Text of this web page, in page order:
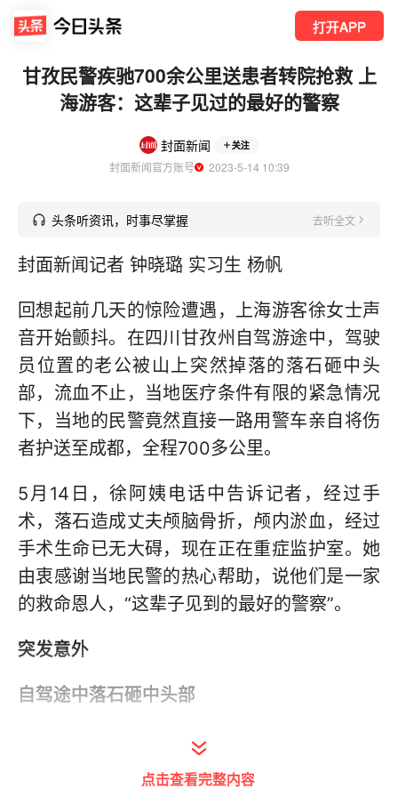
打开APP
甘孜民警疾驰700余公里送患者转院抢救 上
海游客：这辈子见过的最好的警察
封面新闻 关注
封面新闻官方账号
  2023-5-14 10:39
头条听资讯，时事尽掌握 去听全文
封面新闻记者 钟晓璐 实习生 杨帆
回想起前几天的惊险遭遇，上海游客徐女士声
音开始颤抖。在四川甘孜州自驾游途中，驾驶
员位置的老公被山上突然掉落的落石砸中头
部，流血不止，当地医疗条件有限的紧急情况
下，当地的民警竟然直接一路用警车亲自将伤
者护送至成都，全程700多公里。
5月14日，徐阿姨电话中告诉记者，经过手
术，落石造成丈夫颅脑骨折，颅内淤血，经过
手术生命已无大碍，现在正在重症监护室。她
由衷感谢当地民警的热心帮助，说他们是一家
的救命恩人，“这辈子见到的最好的警察”。
突发意外
自驾途中落石砸中头部
67岁的徐阿姨是上海人，5月初，她和丈夫崔
先生从上海飞到成都，借了一辆朋友的越野车
点击查看完整内容